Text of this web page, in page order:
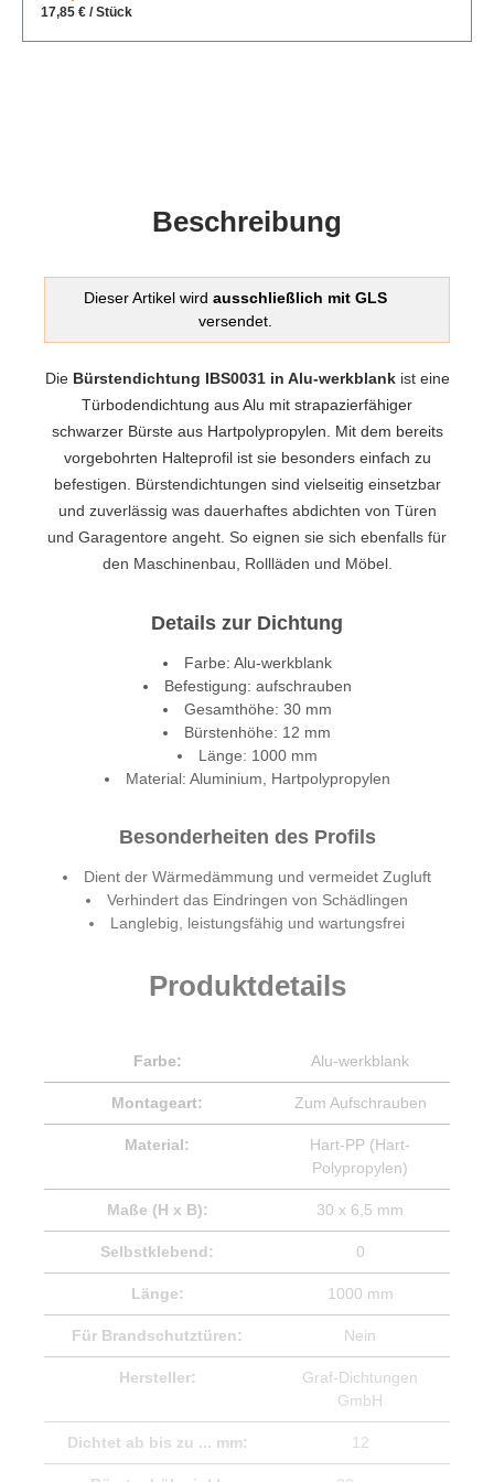
17,85 € / Stück
Beschreibung
Dieser Artikel wird ausschließlich mit GLS
versendet.
Die Bürstendichtung IBS0031 in Alu-werkblank ist eine
Türbodendichtung aus Alu mit strapazierfähiger
schwarzer Bürste aus Hartpolypropylen. Mit dem bereits
vorgebohrten Halteprofil ist sie besonders einfach zu
befestigen. Bürstendichtungen sind vielseitig einsetzbar
und zuverlässig was dauerhaftes abdichten von Türen
und Garagentore angeht. So eignen sie sich ebenfalls für
den Maschinenbau, Rollläden und Möbel.
Details zur Dichtung
Farbe: Alu-werkblank
Befestigung: aufschrauben
Gesamthöhe: 30 mm
Bürstenhöhe: 12 mm
Länge: 1000 mm
Material: Aluminium, Hartpolypropylen
Besonderheiten des Profils
Dient der Wärmedämmung und vermeidet Zugluft
Verhindert das Eindringen von Schädlingen
Langlebig, leistungsfähig und wartungsfrei
Produktdetails
Farbe: Alu-werkblank
Montageart: Zum Aufschrauben
Material:
Hart-PP (Hart-
Polypropylen)
Maße (H x B): 30 x 6,5 mm
Selbstklebend: 0
Länge: 1000 mm
Für Brandschutztüren: Nein
Hersteller:
Graf-Dichtungen
GmbH
Dichtet ab bis zu ... mm: 12